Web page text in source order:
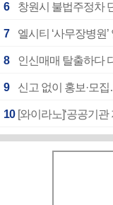
6 창원시 불법주정차
7 엘시티 ‘사무장병원
8 인신매매 탈출하다
9 신고 없이 홍보·모
10 [와이라노]‘공공기